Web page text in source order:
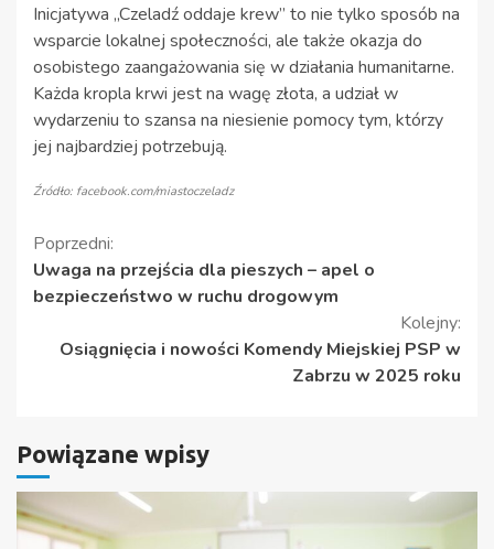
Inicjatywa „Czeladź oddaje krew” to nie tylko sposób na
wsparcie lokalnej społeczności, ale także okazja do
osobistego zaangażowania się w działania humanitarne.
Każda kropla krwi jest na wagę złota, a udział w
wydarzeniu to szansa na niesienie pomocy tym, którzy
jej najbardziej potrzebują.
Źródło: facebook.com/miastoczeladz
Kontynuuj
czytanie
Poprzedni:
Uwaga na przejścia dla pieszych – apel o
bezpieczeństwo w ruchu drogowym
Kolejny:
Osiągnięcia i nowości Komendy Miejskiej PSP w
Zabrzu w 2025 roku
Powiązane wpisy